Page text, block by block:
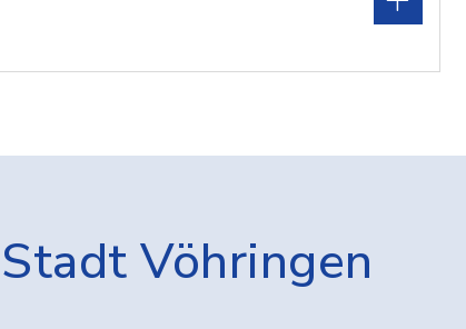
Stadt Vöhringen